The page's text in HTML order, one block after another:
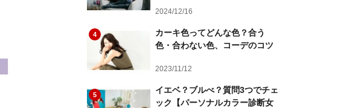
2024/12/16
4
カーキ色ってどんな色？合う
色・合わない色、コーデのコツ
2023/11/12
5
イエベ？ブルべ？質問3つでチェ
ック【パーソナルカラー診断女